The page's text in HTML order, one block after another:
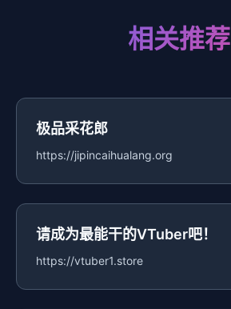
相关推荐
极品采花郎
https://jipincaihualang.org
请成为最能干的VTuber吧！
https://vtuber1.store